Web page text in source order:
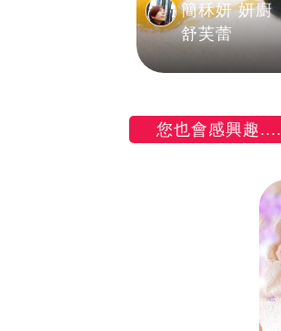
簡秝妍 妍廚
舒芙蕾
您也會感興趣....